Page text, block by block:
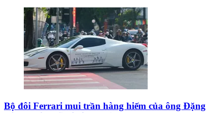
Bộ đôi Ferrari mui trần hàng hiếm của ông Đặng